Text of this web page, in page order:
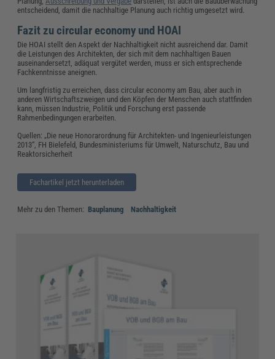
entscheidend, damit die nachhaltige Planung auch richtig umgesetzt wird.
Fazit zu circular economy und HOAI
Die HOAI stellt den Aspekt der Nachhaltigkeit nicht ausreichend dar. Damit
die Leistungen des Architekten, der sich mit dem nachhaltigen Bauen
auseinandersetzt, adäquat vergütet werden, muss er sich entsprechende
Fachkenntnisse aneignen.
Um langfristig zu erreichen, dass circular economy am Bau, aber auch in
anderen Wirtschaftszweigen und den Köpfen der Menschen auch stattfinden
kann, müssen Industrie, Politik und Forschung erst passende
Rahmenbedingungen erarbeiten.
Quellen: „Die neue Honorarordnung für Architekten- und Ingenieurleistungen
2013“, FH Bielefeld, Bundesministeriums für Umwelt, Naturschutz, Bau und
Reaktorsicherheit
Fachartikel jetzt herunterladen
Mehr zu den Themen: Bauplanung Nachhaltigkeit